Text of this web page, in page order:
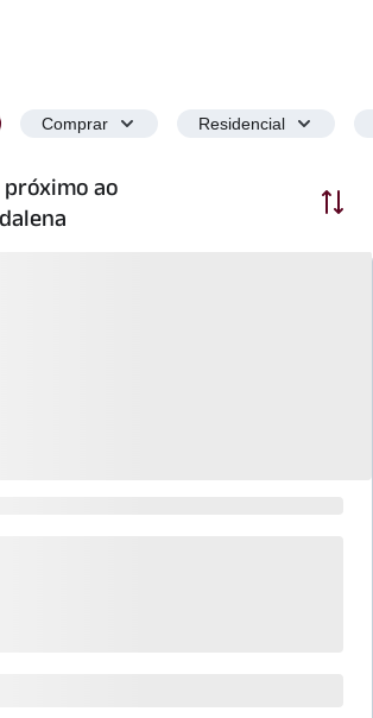
Comprar Residencial
próximo ao
Ordenar